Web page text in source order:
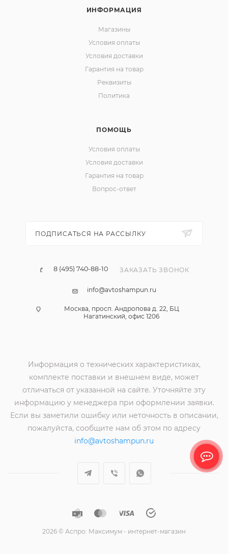
ИНФОРМАЦИЯ
Магазины
Условия оплаты
Условия доставки
Гарантия на товар
Реквизиты
Политика
ПОМОЩЬ
Условия оплаты
Условия доставки
Гарантия на товар
Вопрос-ответ
ПОДПИСАТЬСЯ НА РАССЫЛКУ
8 (495) 740-88-10 ЗАКАЗАТЬ ЗВОНОК
info@avtoshampun.ru
Москва, просп. Андропова д. 22, БЦ
Нагатинский, офис 1206
Информация о технических характеристиках,
комплекте поставки и внешнем виде, может
отличаться от указанной на сайте. Уточняйте эту
информацию у менеджера при оформлении заявки.
Если вы заметили ошибку или неточность в описании,
пожалуйста, сообщите нам об этом по адресу
info@avtoshampun.ru
2026 © Аспро: Максимум - интернет-магазин